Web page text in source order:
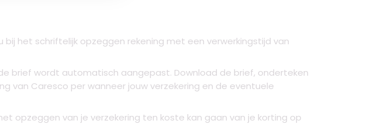
het schriftelijk opzeggen rekening met een verwerkingstijd van
brief wordt automatisch aangepast. Download de brief, onderteken
van Caresco per wanneer jouw verzekering en de eventuele
opzeggen van je verzekering ten koste kan gaan van je korting op